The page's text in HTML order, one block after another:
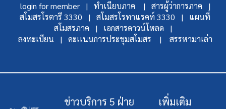
login for member | ทำเนียบภาค |
สารผู้ว่าการภาค |
สโมสรโรตารี 3330 |
สโมสรโรทาแรคท์ 3330 |
แผนที่
สโมสรภาค |
เอกสารดาวน์โหลด |
ลงทะเบียน |
คะเเนนการประชุมสโมสร | สรรหามาเล่า
ข่าวบริการ 5 ฝ่าย เพิ่มเติม